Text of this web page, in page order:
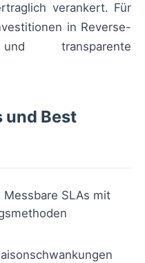
verankert. Für
in Reverse-
und transparente
Best
Messbare SLAs mit